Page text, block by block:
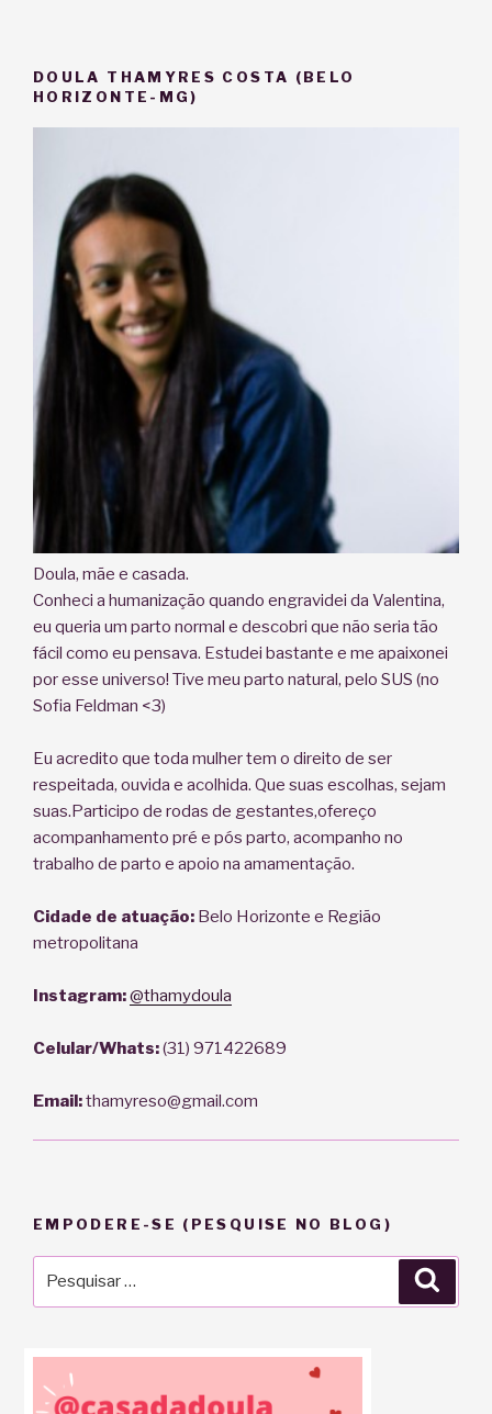
DOULA THAMYRES COSTA (BELO
HORIZONTE-MG)
Doula, mãe e casada.
Conheci a humanização quando engravidei da Valentina,
eu queria um parto normal e descobri que não seria tão
fácil como eu pensava. Estudei bastante e me apaixonei
por esse universo! Tive meu parto natural, pelo SUS (no
Sofia Feldman <3)
Eu acredito que toda mulher tem o direito de ser
respeitada, ouvida e acolhida. Que suas escolhas, sejam
suas.Participo de rodas de gestantes,ofereço
acompanhamento pré e pós parto, acompanho no
trabalho de parto e apoio na amamentação.
Cidade de atuação: Belo Horizonte e Região
metropolitana
Instagram:@thamydoula
Celular/Whats:(31) 971422689
Email:thamyreso@gmail.com
EMPODERE-SE (PESQUISE NO BLOG)